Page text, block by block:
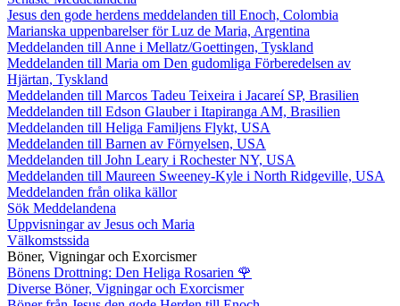
Jesus den gode herdens meddelanden till Enoch, Colombia
Marianska uppenbarelser för Luz de Maria, Argentina
Meddelanden till Anne i Mellatz/Goettingen, Tyskland
Meddelanden till Maria om Den gudomliga Förberedelsen av
Hjärtan, Tyskland
Meddelanden till Marcos Tadeu Teixeira i Jacareí SP, Brasilien
Meddelanden till Edson Glauber i Itapiranga AM, Brasilien
Meddelanden till Heliga Familjens Flykt, USA
Meddelanden till Barnen av Förnyelsen, USA
Meddelanden till John Leary i Rochester NY, USA
Meddelanden till Maureen Sweeney-Kyle i North Ridgeville, USA
Meddelanden från olika källor
Sök Meddelandena
Uppvisningar av Jesus och Maria
Välkomstssida
Böner, Vigningar och Exorcismer
Bönens Drottning: Den Heliga Rosarien 🌹
Diverse Böner, Vigningar och Exorcismer